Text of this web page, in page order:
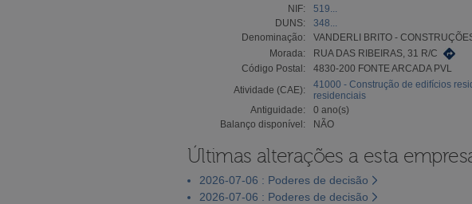
NIF:
519...
DUNS:
348...
Denominação:
VANDERLI BRITO -
Morada:
RUA DAS RIBEIRAS, 31 R/C
Código Postal:
4830-200 FONTE ARCADA PVL
Atividade (CAE):
41000 - Construção de edifícios
residenciais
Antiguidade:
0 ano(s)
Balanço disponível:
NÃO
Últimas alterações a esta
2026-07-06 : Poderes de decisão
2026-07-06 : Poderes de decisão